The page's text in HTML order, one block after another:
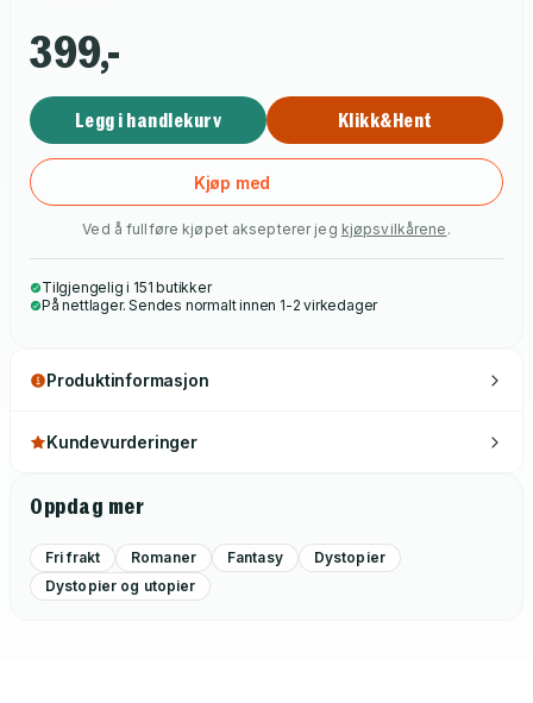
399,-
Legg i handlekurv Klikk&Hent
Kjøp med
Ved å fullføre kjøpet aksepterer jeg kjøpsvilkårene .
Tilgjengelig i 151 butikker
På nettlager. Sendes normalt innen 1-2 virkedager
Produktinformasjon
Kundevurderinger
Oppdag mer
Fri frakt Romaner Fantasy
Dystopier
Dystopier og utopier